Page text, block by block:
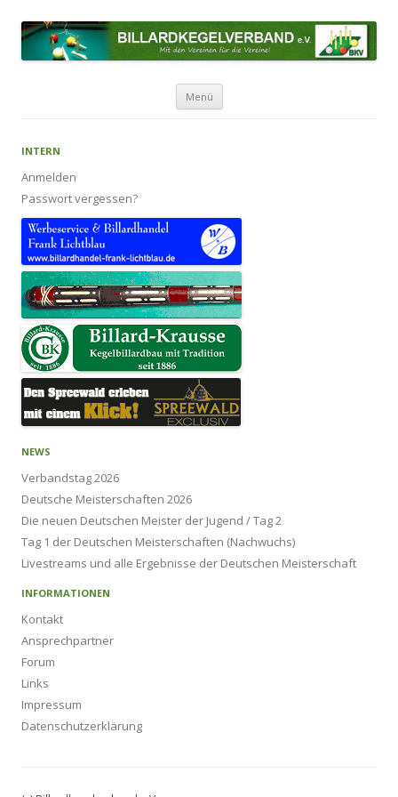
Menü Zum Inhalt springen
INTERN
Anmelden
Passwort vergessen?
NEWS
Verbandstag 2026
Deutsche Meisterschaften 2026
Die neuen Deutschen Meister der Jugend / Tag 2
Tag 1 der Deutschen Meisterschaften (Nachwuchs)
Livestreams und alle Ergebnisse der Deutschen Meisterschaft
INFORMATIONEN
Kontakt
Ansprechpartner
Forum
Links
Impressum
Datenschutzerklärung